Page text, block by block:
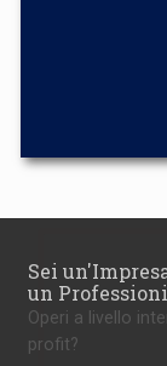
Sei
un
Operi a livello
profit?